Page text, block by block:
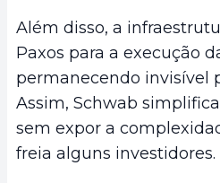
Além disso, a
Paxos para a execução
permanecendo invisível
Assim, Schwab
sem expor a
freia alguns investidores.